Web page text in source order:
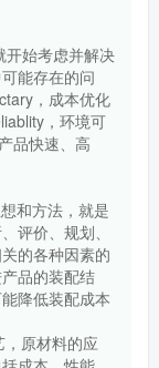
开始考虑并解决
能存在的问
，成本优化
，环境可
品快速、高
和方法，就是
评价、规划、
的各种因素的
品的装配结
降低装配成本
原材料的应